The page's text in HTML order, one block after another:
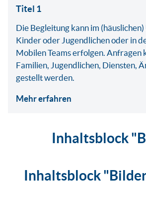
Titel 1
Die Begleitung kann im
Kinder oder Jugendlichen oder in
Mobilen Teams erfolgen. Anfragen
Familien, Jugendlichen, Diensten,
gestellt werden.
Mehr erfahren
Inhaltsblock
Inhaltsblock